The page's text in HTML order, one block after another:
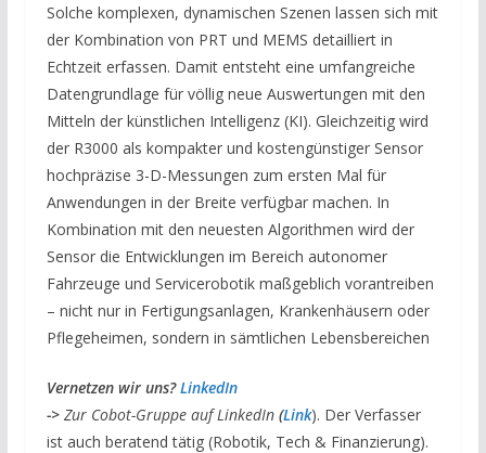
Solche komplexen, dynamischen Szenen lassen sich mit
der Kombination von PRT und MEMS detailliert in
Echtzeit erfassen. Damit entsteht eine umfangreiche
Datengrundlage für völlig neue Auswertungen mit den
Mitteln der künstlichen Intelligenz (KI). Gleichzeitig wird
der R3000 als kompakter und kostengünstiger Sensor
hochpräzise 3-D-Messungen zum ersten Mal für
Anwendungen in der Breite verfügbar machen. In
Kombination mit den neuesten Algorithmen wird der
Sensor die Entwicklungen im Bereich autonomer
Fahrzeuge und Servicerobotik maßgeblich vorantreiben
– nicht nur in Fertigungsanlagen, Krankenhäusern oder
Pflegeheimen, sondern in sämtlichen Lebensbereichen
Vernetzen wir uns? LinkedIn
-> Zur Cobot-Gruppe auf LinkedIn(Link). Der Verfasser
ist auch beratend tätig (Robotik, Tech & Finanzierung).